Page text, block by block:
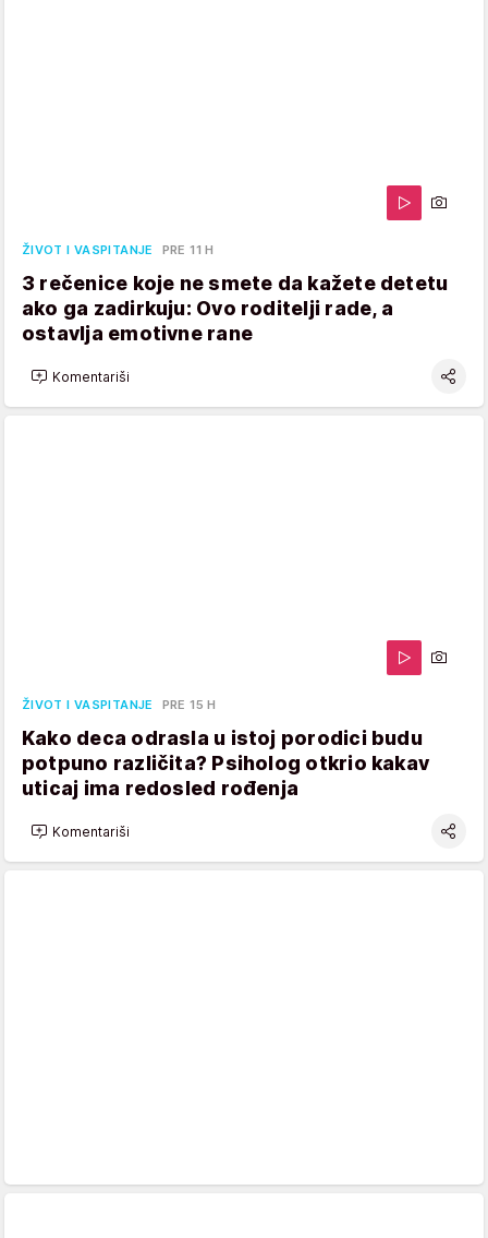
ŽIVOT I VASPITANJE PRE 11 H
3 rečenice koje ne smete da kažete detetu
ako ga zadirkuju: Ovo roditelji rade, a
ostavlja emotivne rane
Komentariši
ŽIVOT I VASPITANJE PRE 15 H
Kako deca odrasla u istoj porodici budu
potpuno različita? Psiholog otkrio kakav
uticaj ima redosled rođenja
Komentariši